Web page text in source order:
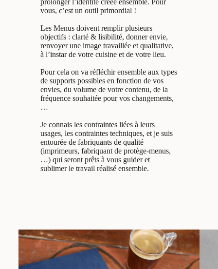
prolonger l’identité créée ensemble. Pour
vous, c’est un outil primordial !
Les Menus doivent remplir plusieurs
objectifs : clarté & lisibilité, donner envie,
renvoyer une image travaillée et qualitative,
à l’instar de votre cuisine et de votre lieu.
Pour cela on va réfléchir ensemble aux types
de supports possibles en fonction de vos
envies, du volume de votre contenu, de la
fréquence souhaitée pour vos changements,
…
Je connais les contraintes liées à leurs
usages, les contraintes techniques, et je suis
entourée de fabriquants de qualité
(imprimeurs, fabriquant de protège-menus,
…) qui seront prêts à vous guider et
sublimer le travail réalisé ensemble.